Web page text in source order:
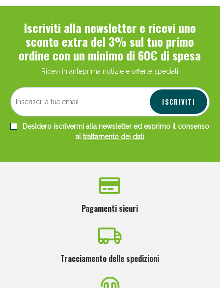
Iscriviti alla newsletter e ricevi uno
sconto extra del 3% sul tuo primo
ordine con un minimo di 60€ di spesa
Ricevi in anteprima notizie e offerte speciali
ISCRIVITI
Desidero iscrivermi alla newsletter ed esprimo il consenso
altrattamento dei dati
Pagamenti sicuri
Tracciamento delle spedizioni